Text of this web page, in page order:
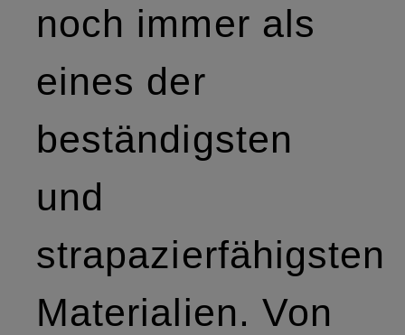
noch immer als
eines der
beständigsten
und
strapazierfähigsten
Materialien. Von